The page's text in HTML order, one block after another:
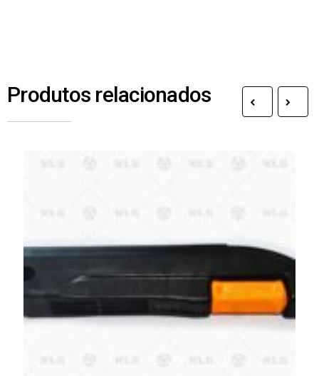
Produtos relacionados